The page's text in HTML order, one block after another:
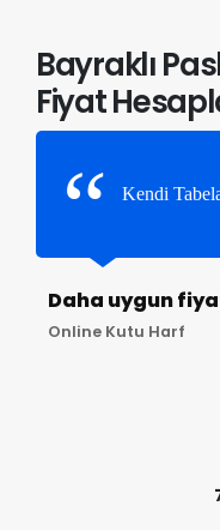
Bayraklı
Fiyat
Kendi
Daha uygun
Online Kutu Harf